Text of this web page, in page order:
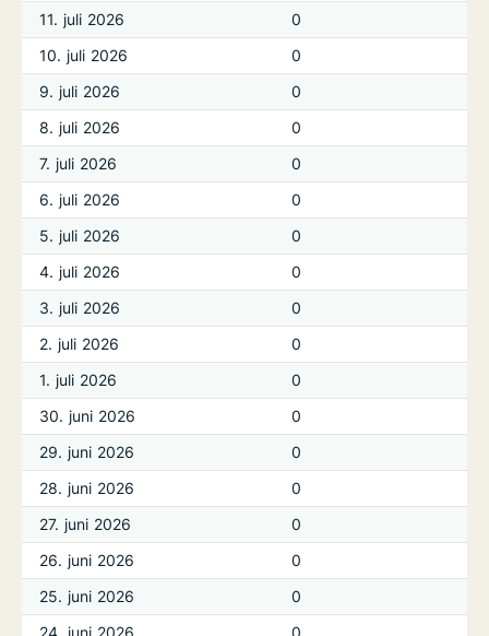
11. juli 2026
0
10. juli 2026
0
9. juli 2026
0
8. juli 2026
0
7. juli 2026
0
6. juli 2026
0
5. juli 2026
0
4. juli 2026
0
3. juli 2026
0
2. juli 2026
0
1. juli 2026
0
30. juni 2026
0
29. juni 2026
0
28. juni 2026
0
27. juni 2026
0
26. juni 2026
0
25. juni 2026
0
24. juni 2026
0